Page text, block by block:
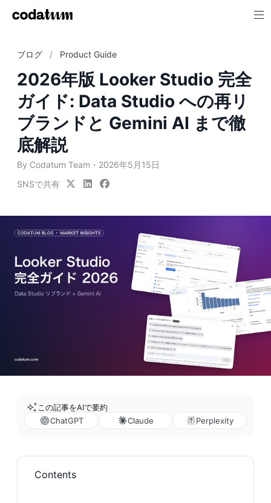
ブログ Product Guide
2026年版 Looker Studio 完全
ガイド: Data Studio への再リ
ブランドと Gemini AI まで徹
底解説
By Codatum Team
2026年5月15日
SNSで共有
この記事をAIで要約
ChatGPT
Claude Perplexity
Contents